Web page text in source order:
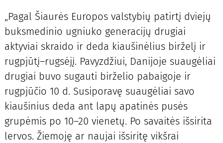
„Pagal Šiaurės Europos valstybių patirtį dviejų
buksmedinio ugniuko generacijų drugiai
aktyviai skraido ir deda kiaušinėlius birželį ir
rugpjūtį–rugsėjį. Pavyzdžiui, Danijoje suaugėliai
drugiai buvo sugauti birželio pabaigoje ir
rugpjūčio 10 d. Susiporavę suaugėliai savo
kiaušinius deda ant lapų apatinės pusės
grupėmis po 10–20 vienetų. Po savaitės išsirita
lervos. Žiemoję ar naujai išsiritę vikšrai